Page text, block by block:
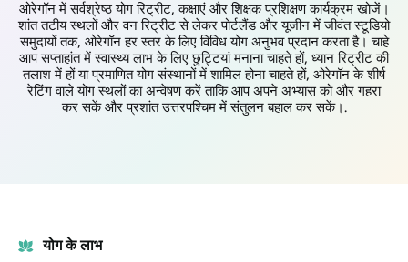
ओरेगॉन में सर्वश्रेष्ठ योग रिट्रीट, कक्षाएं और शिक्षक प्रशिक्षण कार्यक्रम खोजें।
शांत तटीय स्थलों और वन रिट्रीट से लेकर पोर्टलैंड और यूजीन में जीवंत स्टूडियो
समुदायों तक, ओरेगॉन हर स्तर के लिए विविध योग अनुभव प्रदान करता है। चाहे
आप सप्ताहांत में स्वास्थ्य लाभ के लिए छुट्टियां मनाना चाहते हों, ध्यान रिट्रीट की
तलाश में हों या प्रमाणित योग संस्थानों में शामिल होना चाहते हों, ओरेगॉन के शीर्ष
रेटिंग वाले योग स्थलों का अन्वेषण करें ताकि आप अपने अभ्यास को और गहरा
कर सकें और प्रशांत उत्तरपश्चिम में संतुलन बहाल कर सकें।.
योग के लाभ